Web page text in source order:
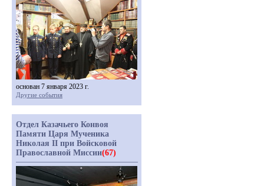
основан 7 января 2023 г.
Другие события
Отдел Казачьего Конвоя
Памяти Царя Мученика
Николая II при Войсковой
Православной Миссии(67)